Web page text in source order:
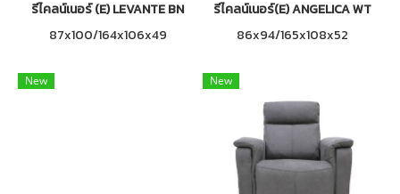
รีไคลน์เนอร์ (E) LEVANTE BN
87x100/164x106x49
รีไคลน์เนอร์(E) ANGELICA WT
86x94/165x108x52
New New